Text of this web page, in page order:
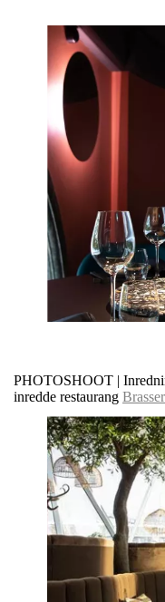
PHOTOSHOOT |
inredde restaurang